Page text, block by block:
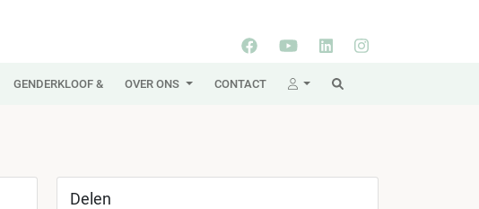
GENDERKLOOF & OVER ONS CONTACT
Delen